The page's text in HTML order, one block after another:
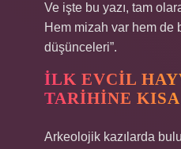
Ve işte bu yazı, tam
Hem mizah var hem de
düşünceleri”.
İLK EVCIL
TARIHINE
Arkeolojik kazılarda